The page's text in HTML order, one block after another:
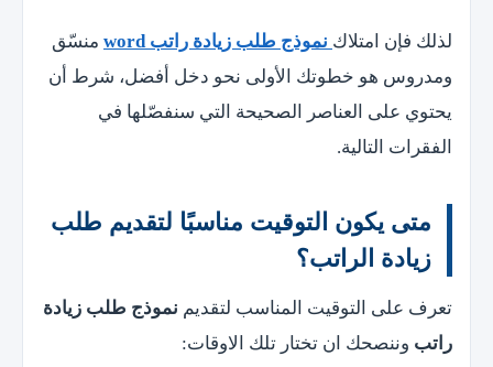
لذلك فإن امتلاك نموذج طلب زيادة راتب word
منسّق
ومدروس هو خطوتك الأولى نحو دخل أفضل، شرط أن
يحتوي على العناصر الصحيحة التي سنفصّلها في
الفقرات التالية.
متى يكون التوقيت مناسبًا لتقديم طلب
زيادة الراتب؟
تعرف على التوقيت المناسب لتقديم نموذج طلب زيادة
راتب وننصحك ان تختار تلك الاوقات: